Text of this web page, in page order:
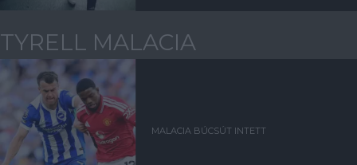
TYRELL MALACIA
MALACIA BÚCSÚT INTETT